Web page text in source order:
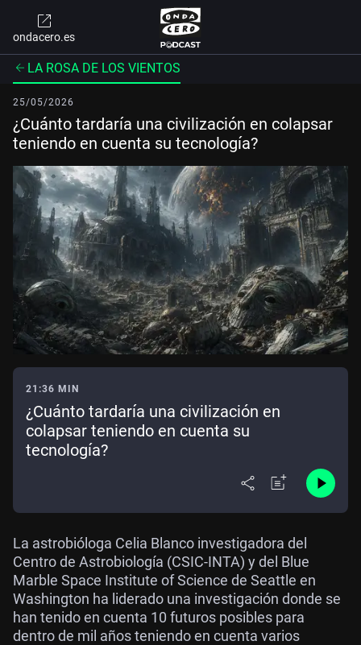
ondacero.es
LA ROSA DE LOS VIENTOS
25/05/2026
¿Cuánto tardaría una civilización en colapsar
teniendo en cuenta su tecnología?
21:36 MIN
¿Cuánto tardaría una civilización en
colapsar teniendo en cuenta su
tecnología?
La astrobióloga Celia Blanco investigadora del
Centro de Astrobiología (CSIC-INTA) y del Blue
Marble Space Institute of Science de Seattle en
Washington ha liderado una investigación donde se
han tenido en cuenta 10 futuros posibles para
dentro de mil años teniendo en cuenta varios